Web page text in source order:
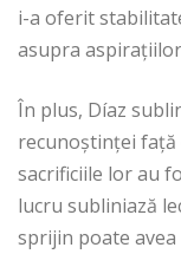
i-a oferit
asupra
În plus, Díaz
recunoștinței față
sacrificiile lor au
lucru subliniază
sprijin poate